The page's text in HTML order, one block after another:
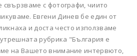
свързваме с фотографи, чиито
Евгени Динев бе един от
и доста често използваме
рубрика "България е
на Вашето внимание интервюто,